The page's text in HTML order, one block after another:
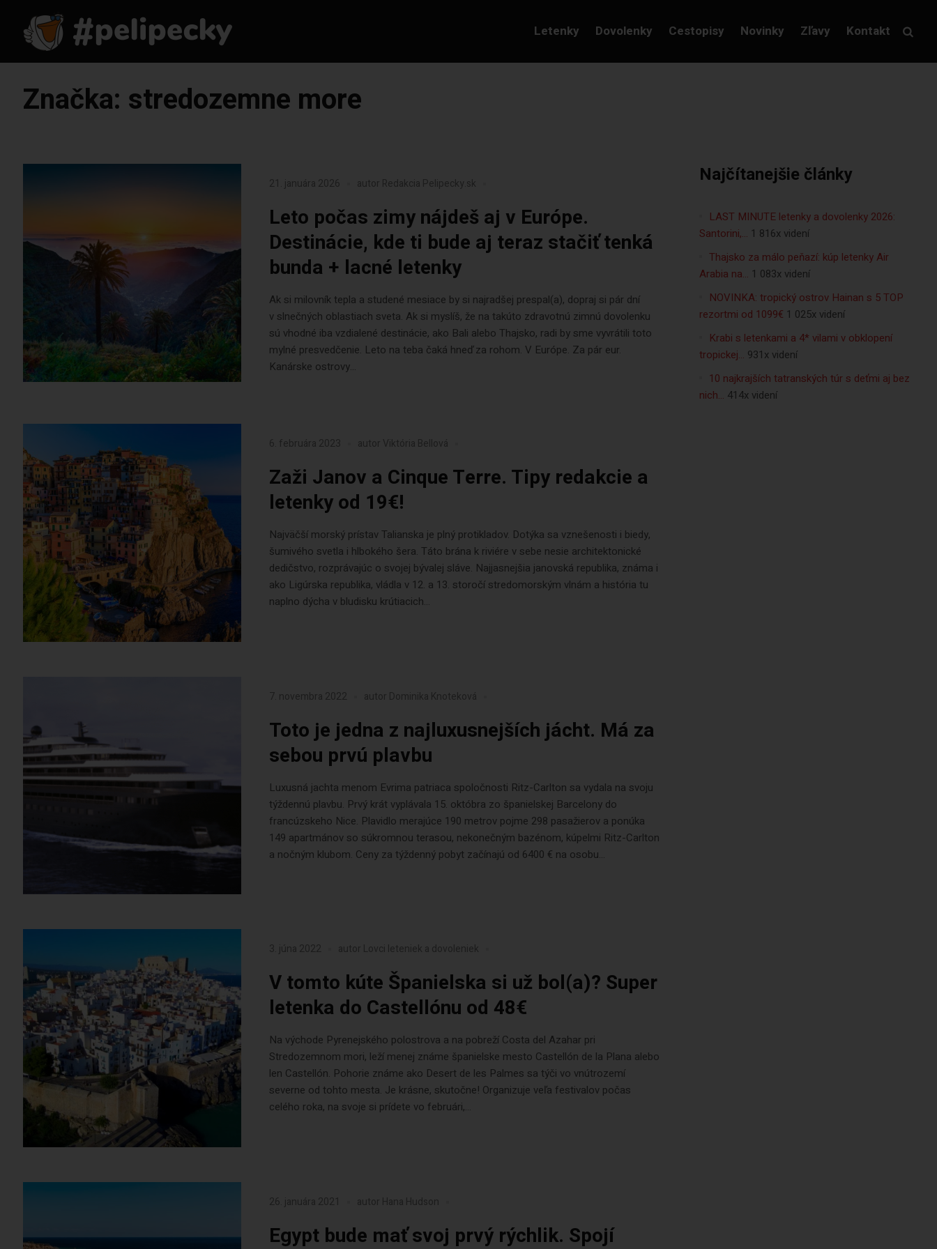
Letenky Dovolenky Cestopisy Novinky Zľavy Kontakt
Značka: stredozemne more
21. januára 2026 autor Redakcia Pelipecky.sk
Leto počas zimy nájdeš aj v Európe.
Destinácie, kde ti bude aj teraz stačiť tenká
bunda + lacné letenky
Ak si milovník tepla a studené mesiace by si najradšej prespal(a), dopraj si pár dní
v slnečných oblastiach sveta. Ak si myslíš, že na takúto zdravotnú zimnú dovolenku
sú vhodné iba vzdialené destinácie, ako Bali alebo Thajsko, radi by sme vyvrátili toto
mylné presvedčenie. Leto na teba čaká hneď za rohom. V Európe. Za pár eur.
Kanárske ostrovy...
6. februára 2023 autor Viktória Bellová
Zaži Janov a Cinque Terre. Tipy redakcie a
letenky od 19€!
Najväčší morský prístav Talianska je plný protikladov. Dotýka sa vznešenosti i biedy,
šumivého svetla i hlbokého šera. Táto brána k riviére v sebe nesie architektonické
dedičstvo, rozprávajúc o svojej bývalej sláve. Najjasnejšia janovská republika, známa i
ako Ligúrska republika, vládla v 12. a 13. storočí stredomorským vlnám a história tu
naplno dýcha v bludisku krútiacich...
7. novembra 2022 autor Dominika Knoteková
Toto je jedna z najluxusnejších jácht. Má za
sebou prvú plavbu
Luxusná jachta menom Evrima patriaca spoločnosti Ritz-Carlton sa vydala na svoju
týždennú plavbu. Prvý krát vyplávala 15. októbra zo španielskej Barcelony do
francúzskeho Nice. Plavidlo merajúce 190 metrov pojme 298 pasažierov a ponúka
149 apartmánov so súkromnou terasou, nekonečným bazénom, kúpelmi Ritz-Carlton
a nočným klubom. Ceny za týždenný pobyt začínajú od 6400 € na osobu...
3. júna 2022 autor Lovci leteniek a dovoleniek
V tomto kúte Španielska si už bol(a)? Super
letenka do Castellónu od 48€
Na východe Pyrenejského polostrova a na pobreží Costa del Azahar pri
Stredozemnom mori, leží menej známe španielske mesto Castellón de la Plana alebo
len Castellón. Pohorie známe ako Desert de les Palmes sa týči vo vnútrozemí
severne od tohto mesta. Je krásne, skutočne! Organizuje veľa festivalov počas
celého roka, na svoje si prídete vo februári,...
26. januára 2021 autor Hana Hudson
Egypt bude mať svoj prvý rýchlik. Spojí
Najčítanejšie články
LAST MINUTE letenky a dovolenky 2026:
Santorini,… 1 816x videní
Thajsko za málo peňazí: kúp letenky Air
Arabia na… 1 083x videní
NOVINKA: tropický ostrov Hainan s 5 TOP
rezortmi od 1099€ 1 025x videní
Krabi s letenkami a 4* vilami v obklopení
tropickej… 931x videní
10 najkrajších tatranských túr s deťmi aj bez
nich… 414x videní